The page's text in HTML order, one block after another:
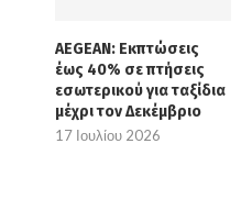
AEGEAN: Εκπτώσεις
έως 40% σε πτήσεις
εσωτερικού για ταξίδια
μέχρι τον Δεκέμβριο
17 Ιουλίου 2026